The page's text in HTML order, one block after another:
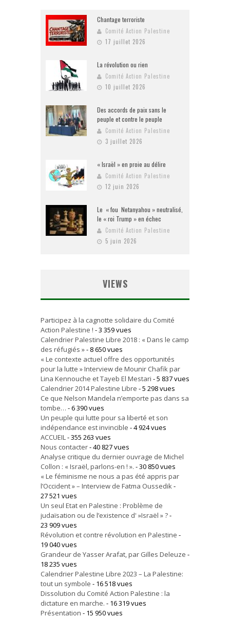
Chantage terroriste
Comité Action Palestine
17 juillet 2026
La révolution ou rien
Comité Action Palestine
10 juillet 2026
Des accords de paix sans le
peuple et contre le peuple
Comité Action Palestine
3 juillet 2026
« Israël » en proie au délire
Comité Action Palestine
12 juin 2026
Le « fou Netanyahou » neutralisé,
le « roi Trump » en échec
Comité Action Palestine
5 juin 2026
VIEWS
Participez à la cagnotte solidaire du Comité
Action Palestine ! - 3 359 vues
Calendrier Palestine Libre 2018 : « Dans le camp
des réfugiés »- 8 650 vues
« Le contexte actuel offre des opportunités
pour la lutte » Interview de Mounir Chafik par
Lina Kennouche et Tayeb El Mestari - 5 837 vues
Calendrier 2014 Palestine Libre - 5 298 vues
Ce que Nelson Mandela n’emporte pas dans sa
tombe… - 6 390 vues
Un peuple qui lutte pour sa liberté et son
indépendance est invincible - 4 924 vues
ACCUEIL- 355 263 vues
Nous contacter- 40 827 vues
Analyse critique du dernier ouvrage de Michel
Collon : « Israël, parlons-en ! ». - 30 850 vues
« Le féminisme ne nous a pas été appris par
l’Occident » – Interview de Fatma Oussedik-
27 521 vues
Un seul Etat en Palestine : Problème de
judaïsation ou de l’existence d' »Israël » ?-
23 909 vues
Révolution et contre révolution en Palestine -
19 040 vues
Grandeur de Yasser Arafat, par Gilles Deleuze -
18 235 vues
Calendrier Palestine Libre 2023 – La Palestine:
tout un symbole - 16 518 vues
Dissolution du Comité Action Palestine : la
dictature en marche. - 16 319 vues
Présentation - 15 950 vues